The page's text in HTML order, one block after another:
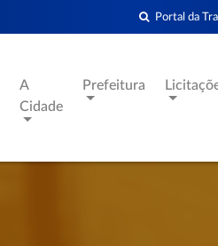
Portal da
A
Cidade
Prefeitura